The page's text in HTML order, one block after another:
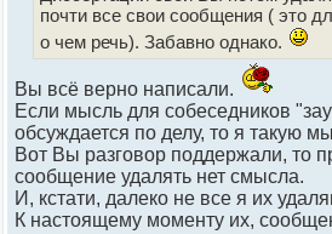
почти все свои сообщения ( это
о чем речь). Забавно однако.
Вы всё верно написали.
Если мысль для собеседников
обсуждается по делу, то я такую
Вот Вы разговор поддержали, то
сообщение удалять нет смысла.
И, кстати, далеко не все я их
К настоящему моменту их,